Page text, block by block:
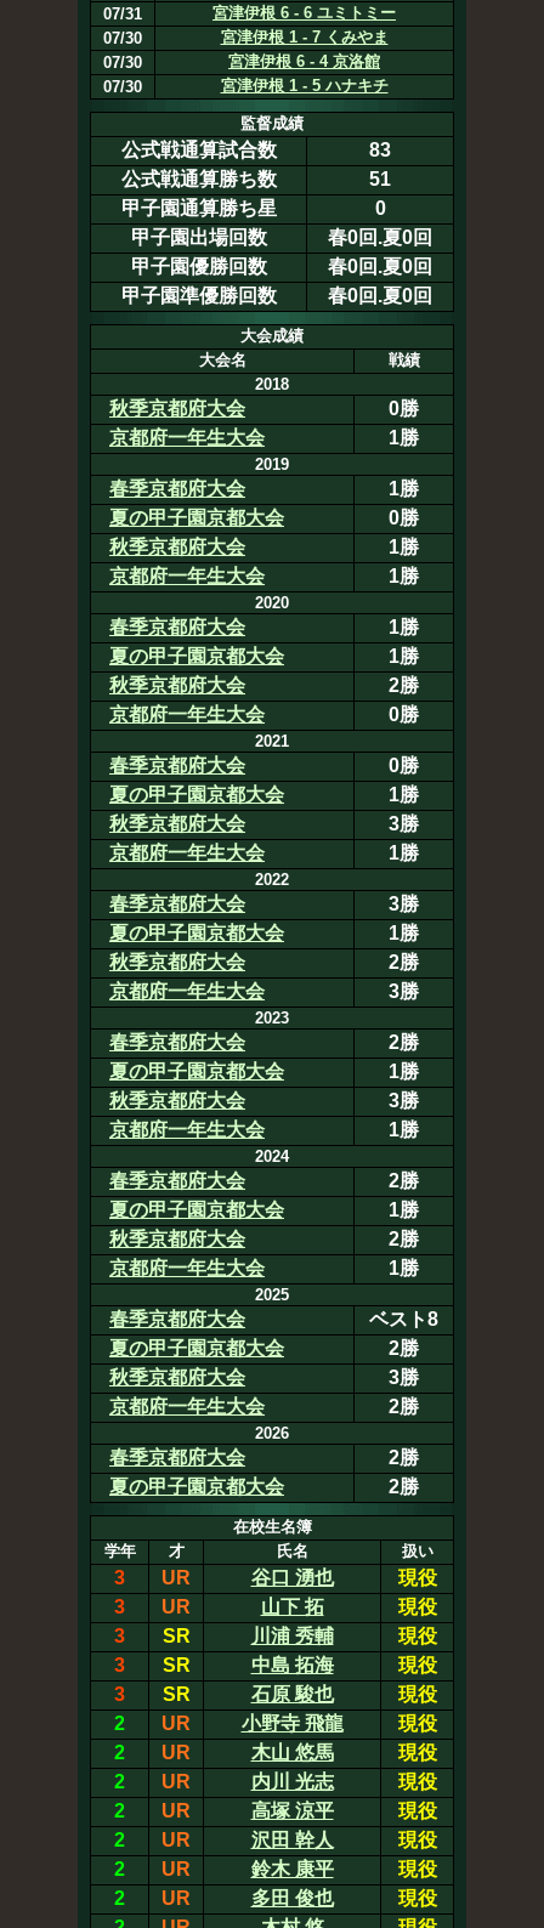
07/31
宮津伊根 6 - 6 ユミトミー
07/30
宮津伊根 1 - 7 くみやま
07/30
宮津伊根 6 - 4 京洛館
07/30
宮津伊根 1 - 5 ハナキチ
監督成績
公式戦通算試合数
83
公式戦通算勝ち数
51
甲子園通算勝ち星
0
甲子園出場回数
春0回.夏0回
甲子園優勝回数
春0回.夏0回
甲子園準優勝回数
春0回.夏0回
大会成績
大会名
戦績
2018
秋季京都府大会
0勝
京都府一年生大会
1勝
2019
春季京都府大会
1勝
夏の甲子園京都大会
0勝
秋季京都府大会
1勝
京都府一年生大会
1勝
2020
春季京都府大会
1勝
夏の甲子園京都大会
1勝
秋季京都府大会
2勝
京都府一年生大会
0勝
2021
春季京都府大会
0勝
夏の甲子園京都大会
1勝
秋季京都府大会
3勝
京都府一年生大会
1勝
2022
春季京都府大会
3勝
夏の甲子園京都大会
1勝
秋季京都府大会
2勝
京都府一年生大会
3勝
2023
春季京都府大会
2勝
夏の甲子園京都大会
1勝
秋季京都府大会
3勝
京都府一年生大会
1勝
2024
春季京都府大会
2勝
夏の甲子園京都大会
1勝
秋季京都府大会
2勝
京都府一年生大会
1勝
2025
春季京都府大会
ベスト8
夏の甲子園京都大会
2勝
秋季京都府大会
3勝
京都府一年生大会
2勝
2026
春季京都府大会
2勝
夏の甲子園京都大会
2勝
在校生名簿
学年
才 氏名 扱い
3 UR 谷口 湧也
現役
3
UR 山下 拓
現役
3
SR 川浦 秀輔
現役
3
SR 中島 拓海
現役
3
SR 石原 駿也
現役
2
UR 小野寺 飛龍
現役
2
UR 木山 悠馬
現役
2
UR 内川 光志
現役
2
UR 高塚 涼平
現役
2
UR 沢田 幹人
現役
2
UR 鈴木 康平
現役
2
UR 多田 俊也
現役